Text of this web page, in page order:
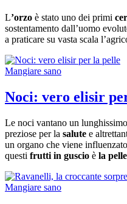
L’orzo è stato uno dei primi
sostentamento dall’uomo
a praticare su vasta scala
Mangiare sano
Noci: vero elisir
Le noci vantano un
preziose per la salute e
un organo che viene
questi frutti in guscio è la pelle
Mangiare sano